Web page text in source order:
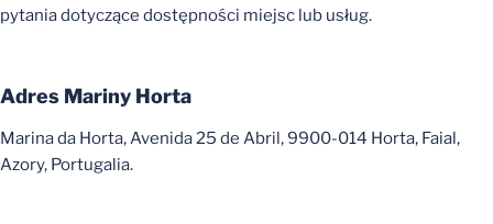
pytania dotyczące dostępności miejsc lub usług.
Adres Mariny Horta
Marina da Horta, Avenida 25 de Abril, 9900-014 Horta, Faial,
Azory, Portugalia.